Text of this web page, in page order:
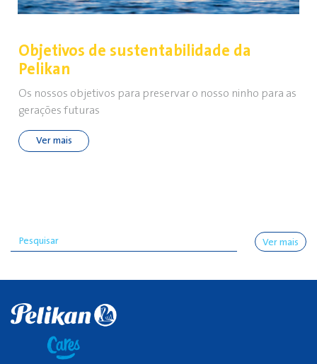
Objetivos de sustentabilidade da
Pelikan
Os nossos objetivos para preservar o nosso ninho para as
gerações futuras
Ver mais
Ver mais